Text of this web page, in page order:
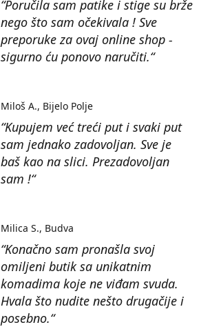
“Poručila sam patike i stige su brže
nego što sam očekivala ! Sve
preporuke za ovaj online shop -
sigurno ću ponovo naručiti.“
“Kupujem već treći put i svaki put
sam jednako zadovoljan. Sve je
baš kao na slici. Prezadovoljan
sam !“
Miloš A. Bijelo Polje
“Konačno sam pronašla svoj
omiljeni butik sa unikatnim
komadima koje ne viđam svuda.
Hvala što nudite nešto drugačije i
posebno.“
Milica S. Budva